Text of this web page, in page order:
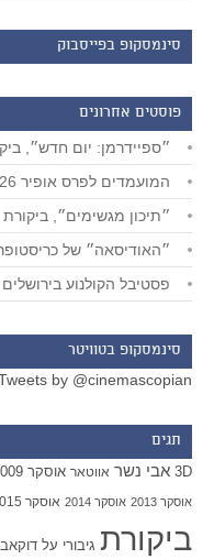
סינמסקופ בפייסבוק
פוסטים אחרונים
״ספיידרמן: יום חדש״,
המועמדים לפרס אופיר 2026: ״עצמאות״ מוביל
״תיכון מגשימים״, ביקורת
״האודיסאה״ של
פסטיבל הקולנוע בירושלים 2026: שמונה או תשע המלצות
סינמסקופ בטוויטר
by @cinemascopian
תגים
3D אבי נשר אווטאר אוסקר 2009
אוסקר 2013 אוסקר 2014 אוסקר 2015
ביקורת גיבורי על